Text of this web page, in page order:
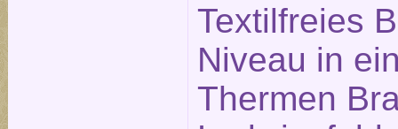
Textilfreies
Niveau in
Thermen